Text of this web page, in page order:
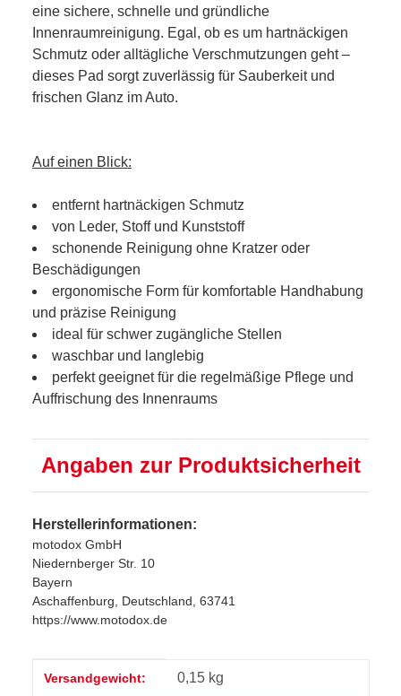
eine sichere, schnelle und gründliche
Innenraumreinigung. Egal, ob es um hartnäckigen
Schmutz oder alltägliche Verschmutzungen geht –
dieses Pad sorgt zuverlässig für Sauberkeit und
frischen Glanz im Auto.
Auf einen Blick:
entfernt hartnäckigen Schmutz
von Leder, Stoff und Kunststoff
schonende Reinigung ohne Kratzer oder
Beschädigungen
ergonomische Form für komfortable Handhabung
und präzise Reinigung
ideal für schwer zugängliche Stellen
waschbar und langlebig
perfekt geeignet für die regelmäßige Pflege und
Auffrischung des Innenraums
Angaben zur Produktsicherheit
Herstellerinformationen:
motodox GmbH
Niedernberger Str. 10
Bayern
Aschaffenburg, Deutschland, 63741
https://www.motodox.de
Produkteigenschaft
Wert
Versandgewicht: 0,15 kg